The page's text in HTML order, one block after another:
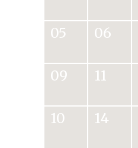
05 06
09 11
10 14